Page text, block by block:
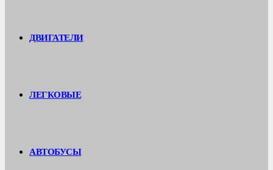
ДВИГАТЕЛИ
ЛЕГКОВЫЕ
АВТОБУСЫ